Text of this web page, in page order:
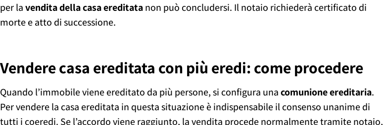
per lavendita della casa ereditatanon può concludersi. Il notaio richiederà certificato di
morte e atto di successione.
Vendere casa ereditata con più eredi: come procedere
Quando l’immobile viene ereditato da più persone, si configura unacomunione ereditaria.
Per vendere la casa ereditata in questa situazione è indispensabile il consenso unanime di
tutti i coeredi. Se l’accordo viene raggiunto, la vendita procede normalmente tramite notaio,